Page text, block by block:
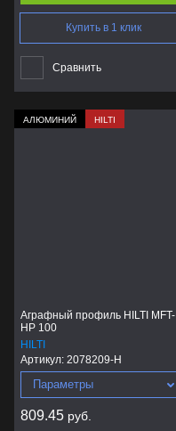
Купить в 1 клик
Сравнить
АЛЮМИНИЙ HILTI
Аграфный профиль HILTI MFT-
HP 100
HILTI
Артикул: 2078209-H
Параметры
809.45 руб.